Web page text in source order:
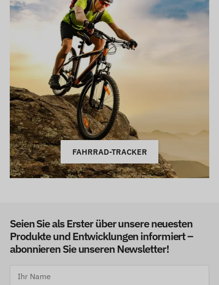
FAHRRAD-TRACKER
Seien Sie als Erster über unsere neuesten
Produkte und Entwicklungen informiert –
abonnieren Sie unseren Newsletter!